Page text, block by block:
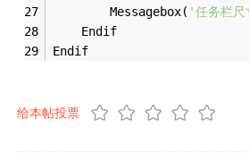
		Messagebox(
'任务栏
	Endif
Endif
给本帖投票